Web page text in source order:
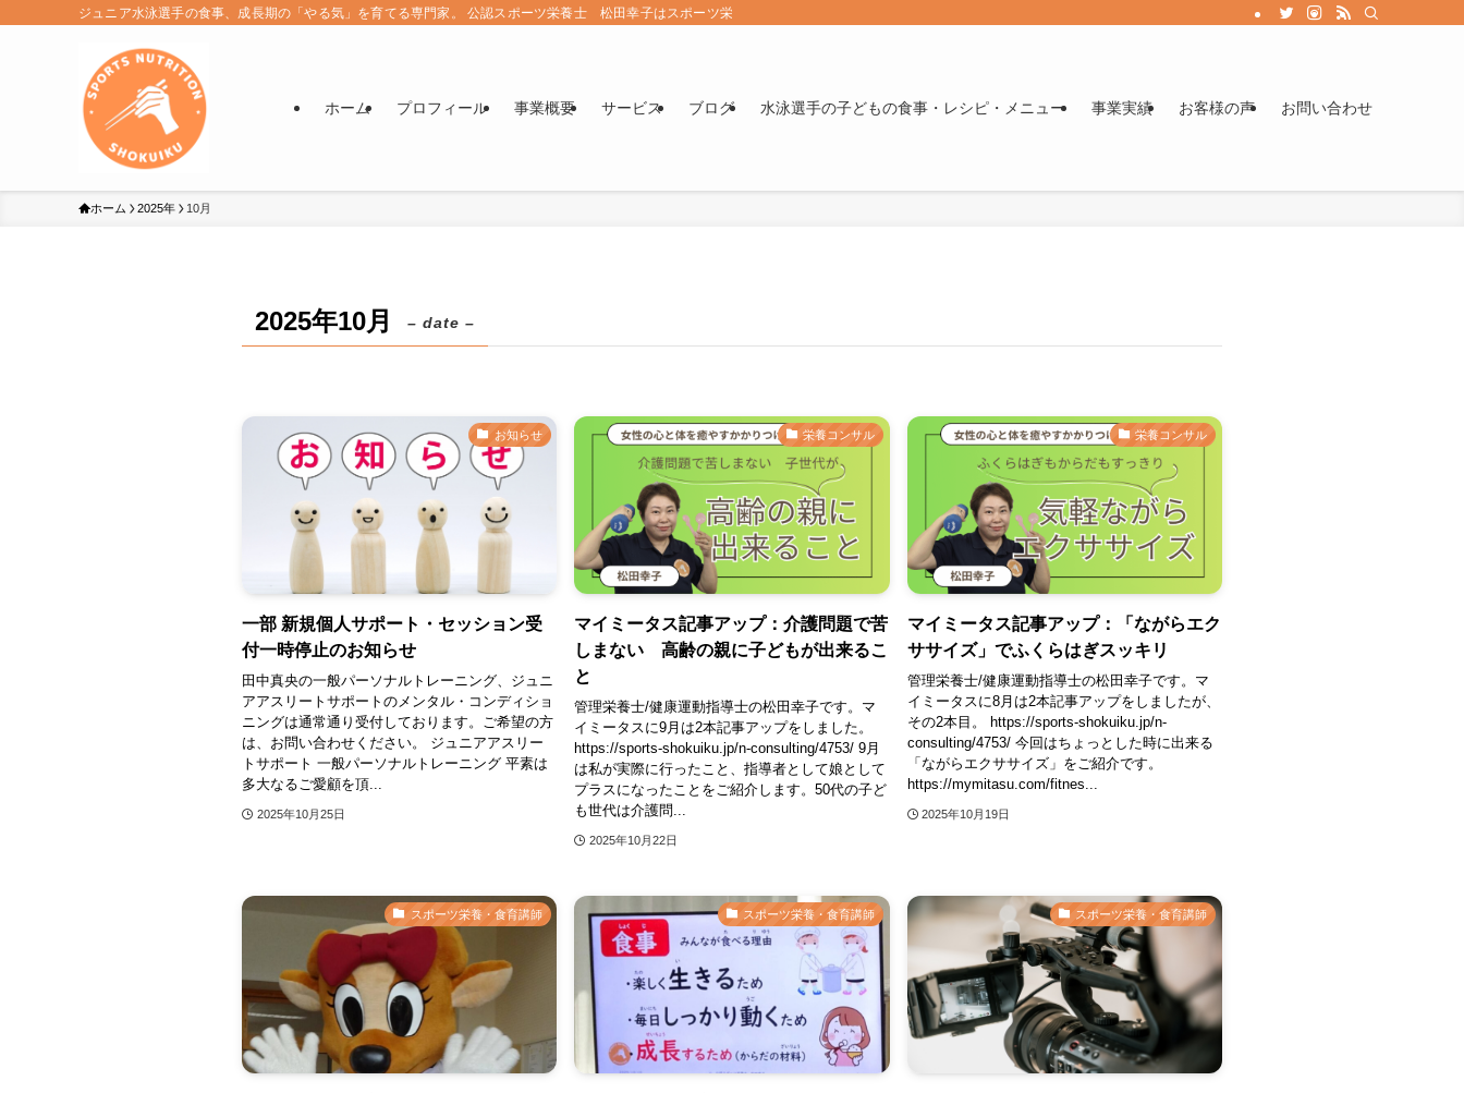
ジュニア水泳選手の食事、成長期の「やる気」を育てる専門家。 公認スポーツ栄養士 松田幸子はスポーツ栄養学をメインに子どもと家族の夢を叶えます。競泳めし著者。
ホーム プロフィール 事業概要 サービス ブログ 水泳選手の子どもの食事・レシピ・メニュー 事業実績 お客様の声 お問い合わせ
ホーム 2025年 10月
2025年10月 – date –
お知らせ
一部 新規個人サポート・セッション受
付一時停止のお知らせ
田中真央の一般パーソナルトレーニング、ジュニ
アアスリートサポートのメンタル・コンディショ
ニングは通常通り受付しております。ご希望の方
は、お問い合わせください。 ジュニアアスリー
トサポート 一般パーソナルトレーニング 平素は
多大なるご愛顧を頂...
2025年10月25日
栄養コンサル
マイミータス記事アップ：介護問題で苦
しまない 高齢の親に子どもが出来るこ
と
管理栄養士/健康運動指導士の松田幸子です。マ
イミータスに9月は2本記事アップをしました。
https://sports-shokuiku.jp/n-consulting/4753/ 9月
は私が実際に行ったこと、指導者として娘として
プラスになったことをご紹介します。50代の子ど
も世代は介護問...
2025年10月22日
栄養コンサル
マイミータス記事アップ：「ながらエク
ササイズ」でふくらはぎスッキリ
管理栄養士/健康運動指導士の松田幸子です。マ
イミータスに8月は2本記事アップをしましたが、
その2本目。 https://sports-shokuiku.jp/n-
consulting/4753/ 今回はちょっとした時に出来る
「ながらエクササイズ」をご紹介です。
https://mymitasu.com/fitnes...
2025年10月19日
スポーツ栄養・食育講師 スポーツ栄養・食育講師 スポーツ栄養・食育講師